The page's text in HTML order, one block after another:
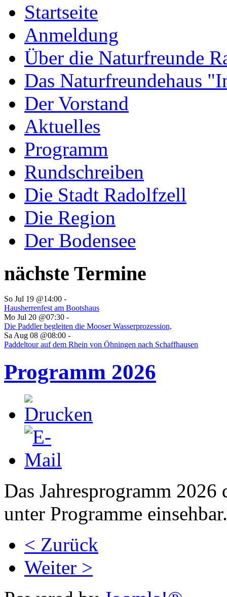
Startseite
Anmeldung
Über die Naturfreunde
Das Naturfreundehaus
Der Vorstand
Aktuelles
Programm
Rundschreiben
Die Stadt Radolfzell
Die Region
Der Bodensee
nächste Termine
So Jul 19 @14:00 -
Hausherrenfest am Bootshaus
Mo Jul 20 @07:30 -
Die Paddler begleiten die Mooser Wasserprozession,
Sa Aug 08 @08:00 -
Paddeltour auf dem Rhein von Öhningen nach Schaffhausen
Programm 2026
Das Jahresprogramm
unter Programme einsehbar.
< Zurück
Weiter >